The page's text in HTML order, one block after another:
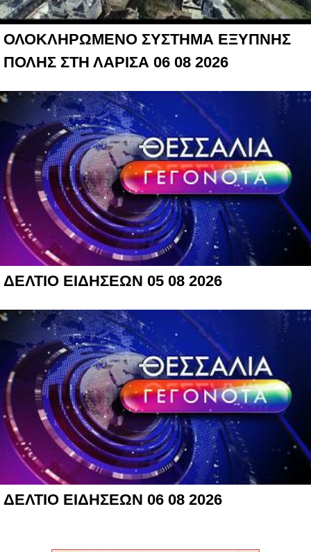
ΟΛΟΚΛΗΡΩΜΕΝΟ ΣΥΣΤΗΜΑ ΕΞΥΠΝΗΣ
ΠΟΛΗΣ ΣΤΗ ΛΑΡΙΣΑ 06 08 2026
ΔΕΛΤΙΟ ΕΙΔΗΣΕΩΝ 05 08 2026
ΔΕΛΤΙΟ ΕΙΔΗΣΕΩΝ 06 08 2026